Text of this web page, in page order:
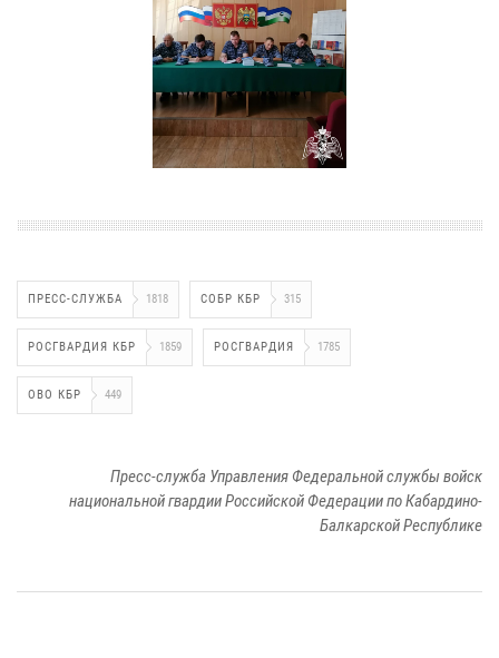
ПРЕСС-СЛУЖБА 1818 СОБР КБР 315
РОСГВАРДИЯ КБР 1859 РОСГВАРДИЯ 1785
ОВО КБР 449
Пресс-служба Управления Федеральной службы войск
национальной гвардии Российской Федерации по Кабардино-
Балкарской Республике